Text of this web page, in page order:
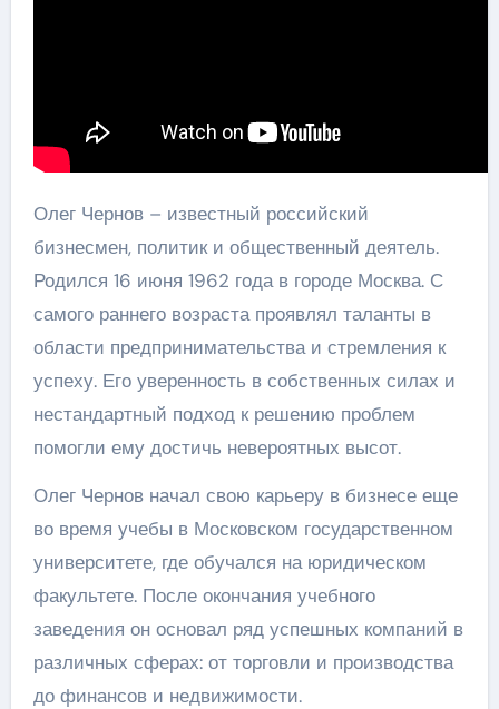
Олег Чернов – известный российский
бизнесмен, политик и общественный деятель.
Родился 16 июня 1962 года в городе Москва. С
самого раннего возраста проявлял таланты в
области предпринимательства и стремления к
успеху. Его уверенность в собственных силах и
нестандартный подход к решению проблем
помогли ему достичь невероятных высот.
Олег Чернов начал свою карьеру в бизнесе еще
во время учебы в Московском государственном
университете, где обучался на юридическом
факультете. После окончания учебного
заведения он основал ряд успешных компаний в
различных сферах: от торговли и производства
до финансов и недвижимости.